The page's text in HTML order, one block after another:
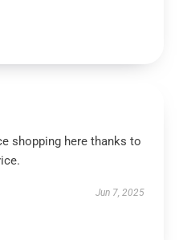
shopping here thanks to
Jun 7, 2025